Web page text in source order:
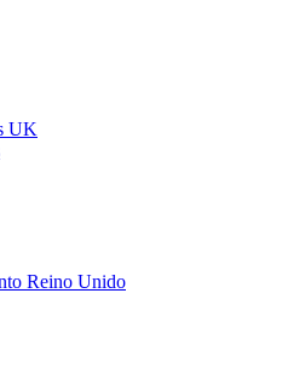
UK
Reino Unido